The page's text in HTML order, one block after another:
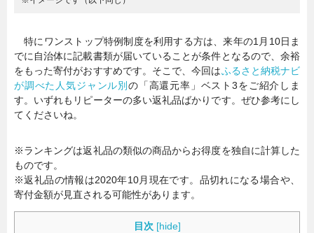
特にワンストップ特例制度を利用する方は、来年の1月10日ま
でに自治体に記載書類が届いていることが条件となるので、余裕
をもった寄付がおすすめです。そこで、今回はふるさと納税ナビ
が調べた人気ジャンル別 の「高還元率」ベスト3をご紹介しま
す。いずれもリピーターの多い返礼品ばかりです。ぜひ参考にし
てくださいね。
※ランキングは返礼品の類似の商品からお得度を独自に計算した
ものです。
※返礼品の情報は2020年10月現在です。品切れになる場合や、
寄付金額が見直される可能性があります。
目次 [hide]